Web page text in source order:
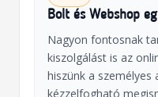
Bolt és Webshop
Nagyon fontosnak
kiszolgálást is az
hiszünk a személyes
kézzelfogható